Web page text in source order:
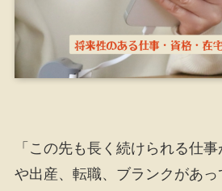
「この先も長く続けられる仕
や出産、転職、ブランクがあ